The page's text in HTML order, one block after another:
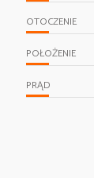
OTOCZENIE
POŁOŻENIE
PRĄD